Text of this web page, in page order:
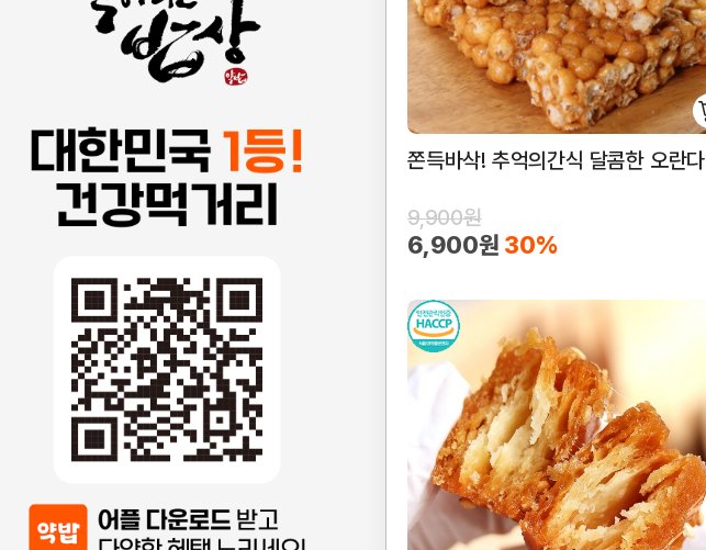
쫀득바삭! 추억의간식 달콤한 오란다
9,900원
6,900원 30%